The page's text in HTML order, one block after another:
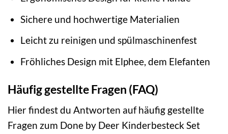
Sichere und hochwertige Materialien
Leicht zu reinigen und spülmaschinenfest
Fröhliches Design mit Elphee, dem Elefanten
Häufig gestellte Fragen (FAQ)
Hier findest du Antworten auf häufig gestellte
Fragen zum Done by Deer Kinderbesteck Set